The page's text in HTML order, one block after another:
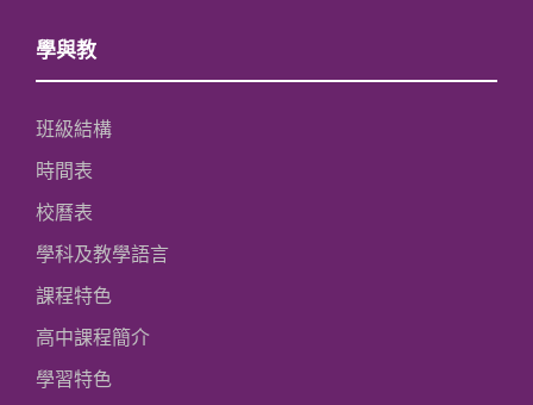
學與教
班級結構
時間表
校曆表
學科及教學語言
課程特色
高中課程簡介
學習特色